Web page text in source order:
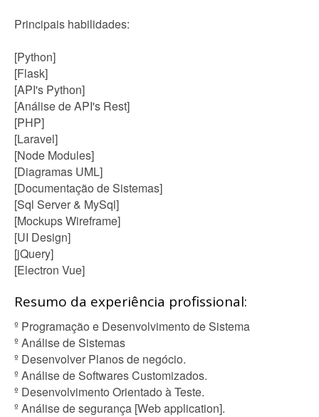
Principais habilidades:
[Python]
[Flask]
[API's Python]
[Análise de API's Rest]
[PHP]
[Laravel]
[Node Modules]
[Diagramas UML]
[Documentação de Sistemas]
[Sql Server & MySql]
[Mockups Wireframe]
[UI Design]
[jQuery]
[Electron Vue]
Resumo da experiência profissional:
º Programação e Desenvolvimento de Sistema
º Análise de Sistemas
º Desenvolver Planos de negócio.
º Análise de Softwares Customizados.
º Desenvolvimento Orientado à Teste.
º Análise de segurança [Web application].